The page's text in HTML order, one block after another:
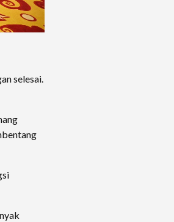
selesai.